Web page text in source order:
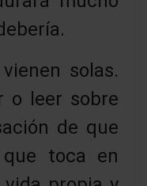
solas.
o leer sobre
de que
toca en